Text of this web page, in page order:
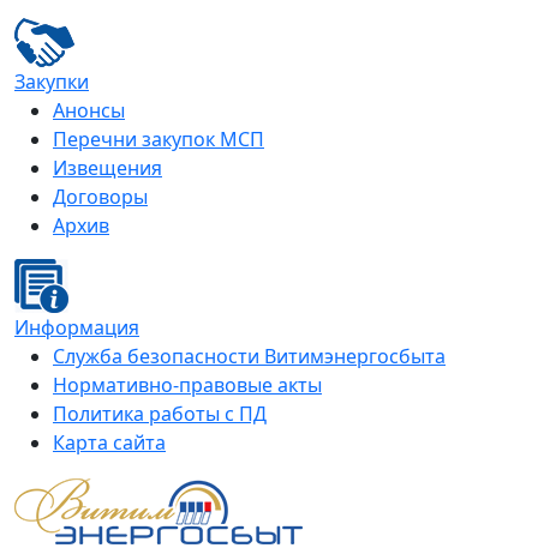
Закупки
Анонсы
Перечни закупок МСП
Извещения
Договоры
Архив
Информация
Служба безопасности Витимэнергосбыта
Нормативно-правовые акты
Политика работы с ПД
Карта сайта